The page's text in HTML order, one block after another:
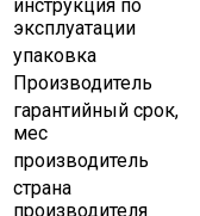
инструкция по
эксплуатации
упаковка
Производитель
гарантийный срок,
мес
производитель
страна
производителя